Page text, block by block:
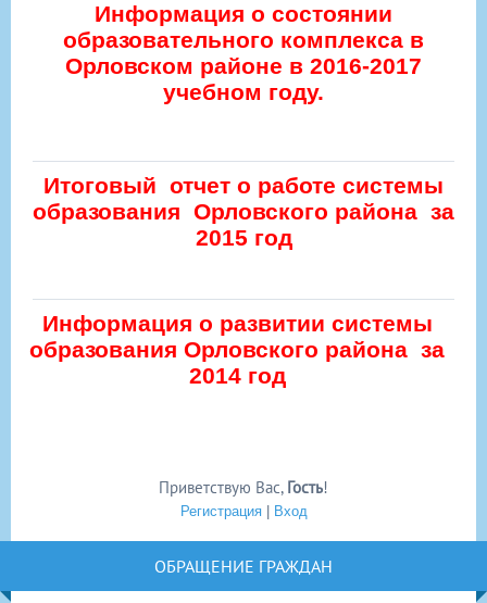
Информация о состоянии
образовательного комплекса в
Орловском районе в 2016-2017
учебном году.
Итоговый отчет о работе системы
образования Орловского района за
2015 год
Информация о развитии системы
образования Орловского района за
2014 год
Приветствую Вас, Гость!
Регистрация| Вход
ОБРАЩЕНИЕ ГРАЖДАН